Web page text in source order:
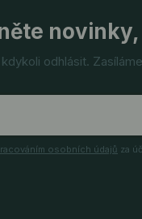
odhlásit.
osobních údajů za